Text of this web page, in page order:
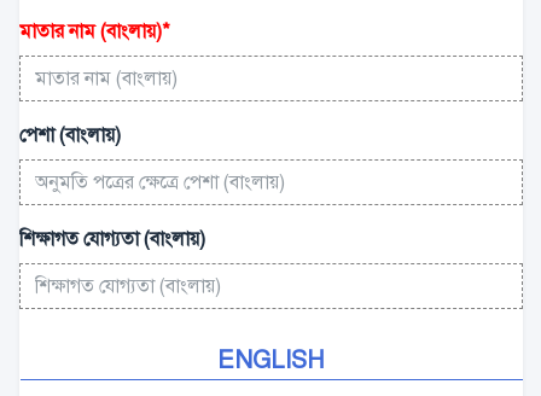
মাতার নাম (বাংলায়)*
পেশা (বাংলায়)
শিক্ষাগত যোগ্যতা (বাংলায়)
ENGLISH